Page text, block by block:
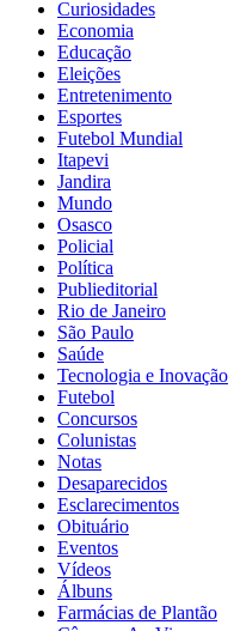
Curiosidades
Economia
Educação
Eleições
Entretenimento
Esportes
Futebol Mundial
Itapevi
Jandira
Mundo
Osasco
Policial
Política
Publieditorial
Rio de Janeiro
São Paulo
Saúde
Tecnologia e Inovação
Futebol
Concursos
Colunistas
Notas
Desaparecidos
Esclarecimentos
Obituário
Eventos
Vídeos
Álbuns
Farmácias de Plantão